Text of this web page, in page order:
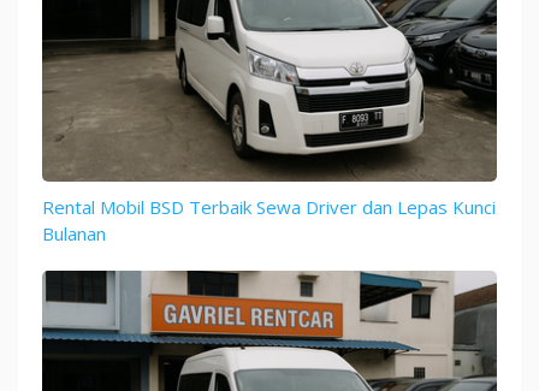
Rental Mobil BSD Terbaik Sewa Driver dan Lepas Kunci
Bulanan